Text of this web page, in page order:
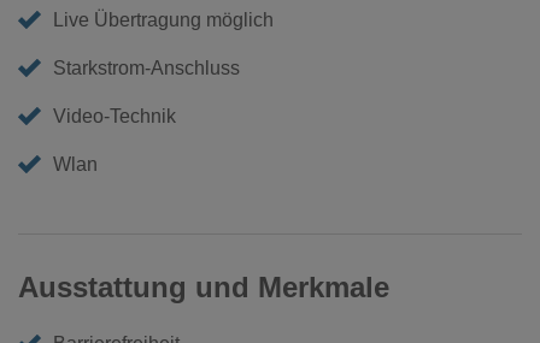
Live Übertragung möglich
Starkstrom-Anschluss
Video-Technik
Wlan
Ausstattung und Merkmale